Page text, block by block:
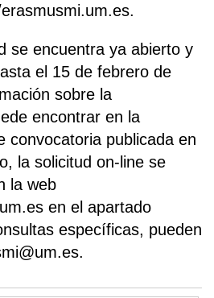
se encuentra ya abierto y
el 15 de febrero de
sobre la
encontrar en la
convocatoria publicada en
la solicitud on-line se
la web
en el apartado
específicas, pueden